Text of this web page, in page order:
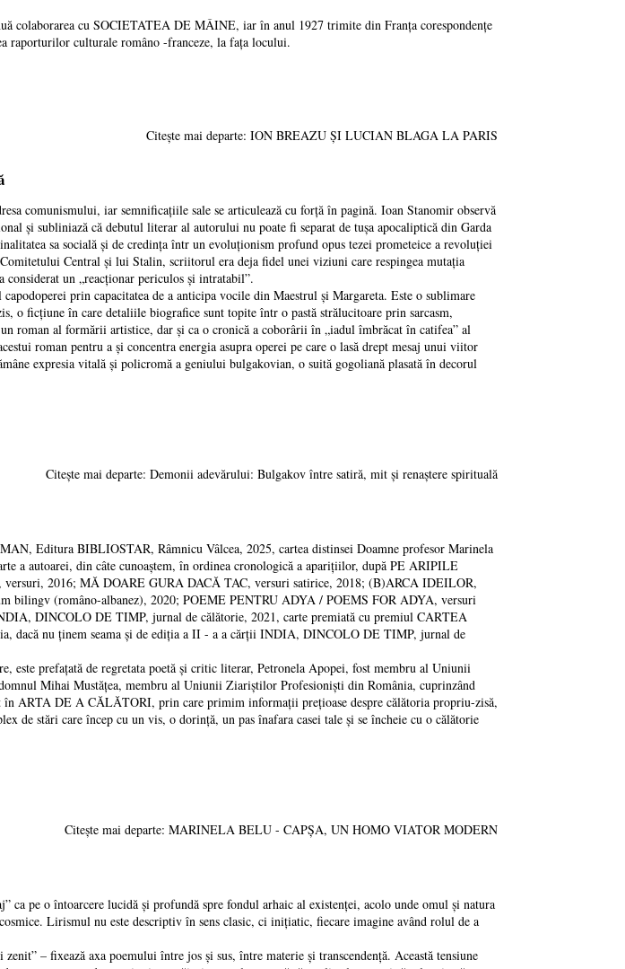
cu SOCIETATEA DE MÂINE, iar în anul 1927 trimite din Franța corespondențe
raporturilor culturale româno -franceze, la fața locului.
Citește mai departe: ION BREAZU ȘI LUCIAN BLAGA LA PARIS
comunismului, iar semnificațiile sale se articulează cu forță în pagină. Ioan Stanomir observă
și subliniază că debutul literar al autorului nu poate fi separat de tușa apocaliptică din Garda
sa socială și de credința într un evoluționism profund opus tezei prometeice a revoluției
Central și lui Stalin, scriitorul era deja fidel unei viziuni care respingea mutația
un „reacționar periculos și intratabil”.
prin capacitatea de a anticipa vocile din Maestrul și Margareta. Este o sublimare
o ficțiune în care detaliile biografice sunt topite într o pastă strălucitoare prin sarcasm,
roman al formării artistice, dar și ca o cronică a coborârii în „iadul îmbrăcat în catifea” al
roman pentru a și concentra energia asupra operei pe care o lasă drept mesaj unui viitor
expresia vitală și policromă a geniului bulgakovian, o suită gogoliană plasată în decorul
Citește mai departe: Demonii adevărului: Bulgakov între satiră, mit și renaștere spirituală
BIBLIOSTAR, Râmnicu Vâlcea, 2025, cartea distinsei Doamne profesor Marinela
a autoarei, din câte cunoaștem, în ordinea cronologică a aparițiilor, după PE ARIPILE
2016; MĂ DOARE GURA DACĂ TAC, versuri satirice, 2018; (B)ARCA IDEILOR,
(româno-albanez), 2020; POEME PENTRU ADYA / POEMS FOR ADYA, versuri
DINCOLO DE TIMP, jurnal de călătorie, 2021, carte premiată cu premiul CARTEA
dacă nu ținem seama și de ediția a II - a a cărții INDIA, DINCOLO DE TIMP, jurnal de
prefațată de regretata poetă și critic literar, Petronela Apopei, fost membru al Uniunii
Mihai Mustățea, membru al Uniunii Ziariștilor Profesioniști din România, cuprinzând
în ARTA DE A CĂLĂTORI, prin care primim informații prețioase despre călătoria propriu-zisă,
de stări care încep cu un vis, o dorință, un pas înafara casei tale și se încheie cu o călătorie
Citește mai departe: MARINELA BELU - CAPȘA, UN HOMO VIATOR MODERN
ca pe o întoarcere lucidă și profundă spre fondul arhaic al existenței, acolo unde omul și natura
Lirismul nu este descriptiv în sens clasic, ci inițiatic, fiecare imagine având rolul de a
– fixează axa poemului între jos și sus, între materie și transcendență. Această tensiune